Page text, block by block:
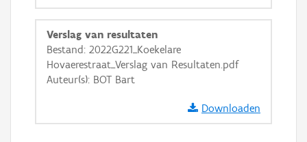
Basis Lagen
OSM-Basiskaart
Verslag van resultaten
Bestand: 2022G221_Koekelare
Hovaerestraat_Verslag van Resultaten.pdf
Auteur(s): BOT Bart
Downloaden